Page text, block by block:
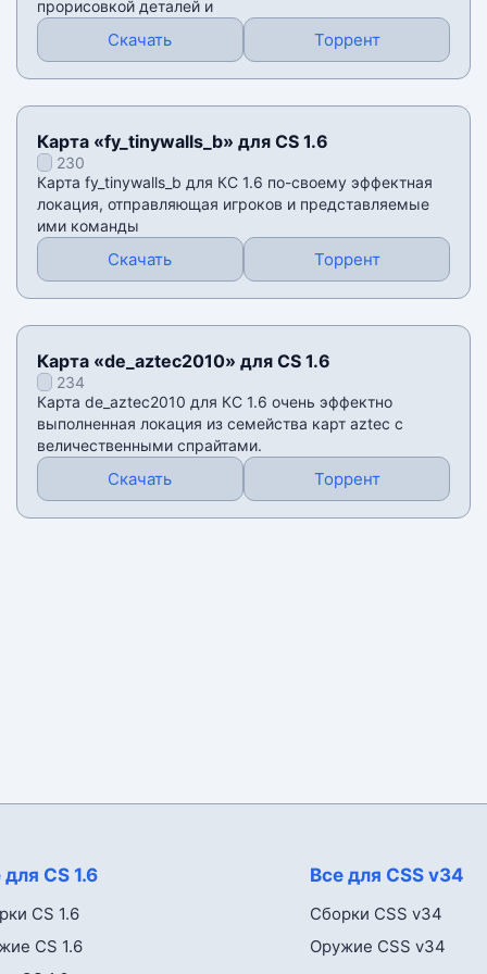
прорисовкой деталей и
Скачать Торрент
Карта «fy_tinywalls_b» для CS 1.6
230
Карта fy_tinywalls_b для КС 1.6 по-своему эффектная
локация, отправляющая игроков и представляемые
ими команды
Скачать Торрент
Карта «de_aztec2010» для CS 1.6
234
Карта de_aztec2010 для КС 1.6 очень эффектно
выполненная локация из семейства карт aztec с
величественными спрайтами.
Скачать Торрент
CS 1.6
CS 1.6
CS 1.6
Все для CSS v34
Сборки CSS v34
Оружие CSS v34